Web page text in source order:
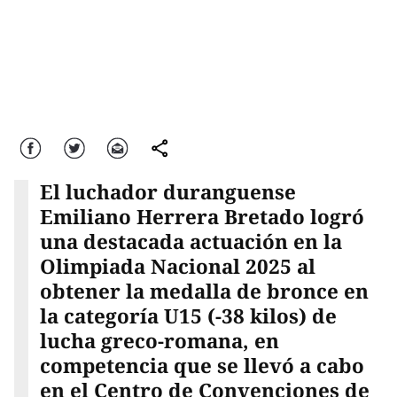
Facebook Twitter Correo comparte
El luchador duranguense
Emiliano Herrera Bretado logró
una destacada actuación en la
Olimpiada Nacional 2025 al
obtener la medalla de bronce en
la categoría U15 (-38 kilos) de
lucha greco-romana, en
competencia que se llevó a cabo
en el Centro de Convenciones de